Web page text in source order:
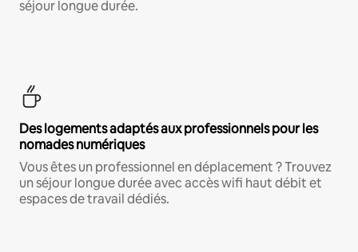
séjour longue durée.
Des logements adaptés aux professionnels pour les
nomades numériques
Vous êtes un professionnel en déplacement ? Trouvez
un séjour longue durée avec accès wifi haut débit et
espaces de travail dédiés.